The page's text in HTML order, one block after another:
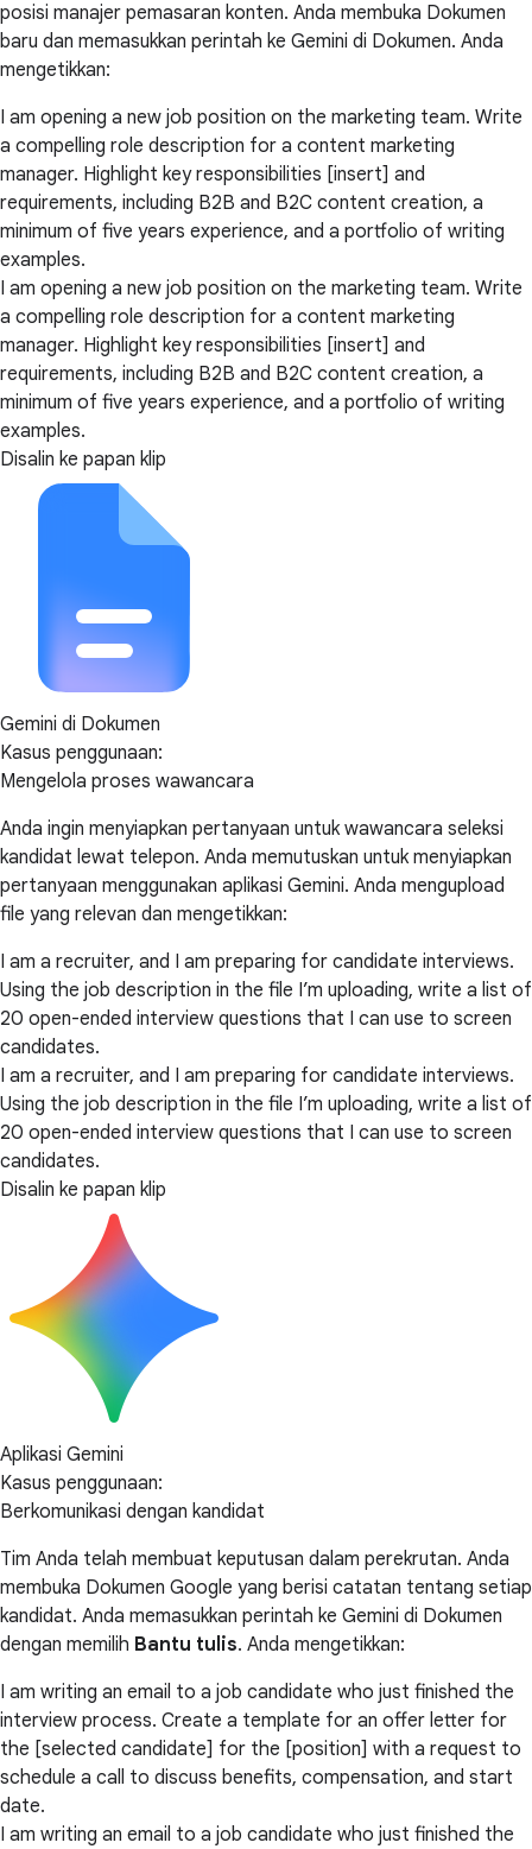
posisi manajer pemasaran konten. Anda membuka Dokumen
baru dan memasukkan perintah ke Gemini di Dokumen. Anda
mengetikkan:
I am opening a new job position on the marketing team. Write
a compelling role description for a content marketing
manager. Highlight key responsibilities [insert] and
requirements, including B2B and B2C content creation, a
minimum of five years experience, and a portfolio of writing
examples.
I am opening a new job position on the marketing team. Write
a compelling role description for a content marketing
manager. Highlight key responsibilities [insert] and
requirements, including B2B and B2C content creation, a
minimum of five years experience, and a portfolio of writing
examples.
Disalin ke papan klip
Gemini di Dokumen
Kasus penggunaan:
Mengelola proses wawancara
Anda ingin menyiapkan pertanyaan untuk wawancara seleksi
kandidat lewat telepon. Anda memutuskan untuk menyiapkan
pertanyaan menggunakan aplikasi Gemini. Anda mengupload
file yang relevan dan mengetikkan:
I am a recruiter, and I am preparing for candidate interviews.
Using the job description in the file I’m uploading, write a list of
20 open-ended interview questions that I can use to screen
candidates.
I am a recruiter, and I am preparing for candidate interviews.
Using the job description in the file I’m uploading, write a list of
20 open-ended interview questions that I can use to screen
candidates.
Disalin ke papan klip
Aplikasi Gemini
Kasus penggunaan:
Berkomunikasi dengan kandidat
Tim Anda telah membuat keputusan dalam perekrutan. Anda
membuka Dokumen Google yang berisi catatan tentang setiap
kandidat. Anda memasukkan perintah ke Gemini di Dokumen
dengan memilih Bantu tulis. Anda mengetikkan:
I am writing an email to a job candidate who just finished the
interview process. Create a template for an offer letter for
the [selected candidate] for the [position] with a request to
schedule a call to discuss benefits, compensation, and start
date.
I am writing an email to a job candidate who just finished the